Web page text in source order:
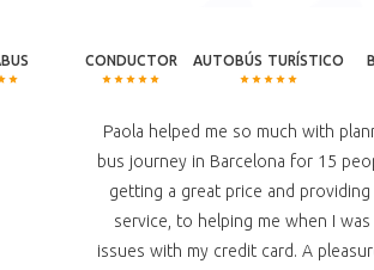
CONDUCTOR AUTOBÚS TURÍSTICO
Paola helped me so much with
bus journey in Barcelona for 15
getting a great price and providing
service, to helping me when I was
issues with my credit card. A